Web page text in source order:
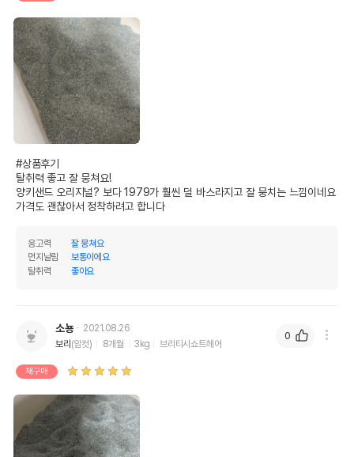
AS책임자와 전화번호
또는 소비자상담 관련
전화번호
유통기한
#상품후기
탈취력 좋고 잘 뭉쳐요!
양키샌드 오리지널? 보다 1979가 훨씬 덜 바스라지고 잘 뭉치는 느낌이네요
가격도 괜찮아서 정착하려고 합니다
응고력
잘 뭉쳐요
먼지날림
보통이에요
탈취력
좋아요
소뇽
2021.08.26
보리(암컷) 8개월 3kg 브리티시쇼트헤어
재구매
0